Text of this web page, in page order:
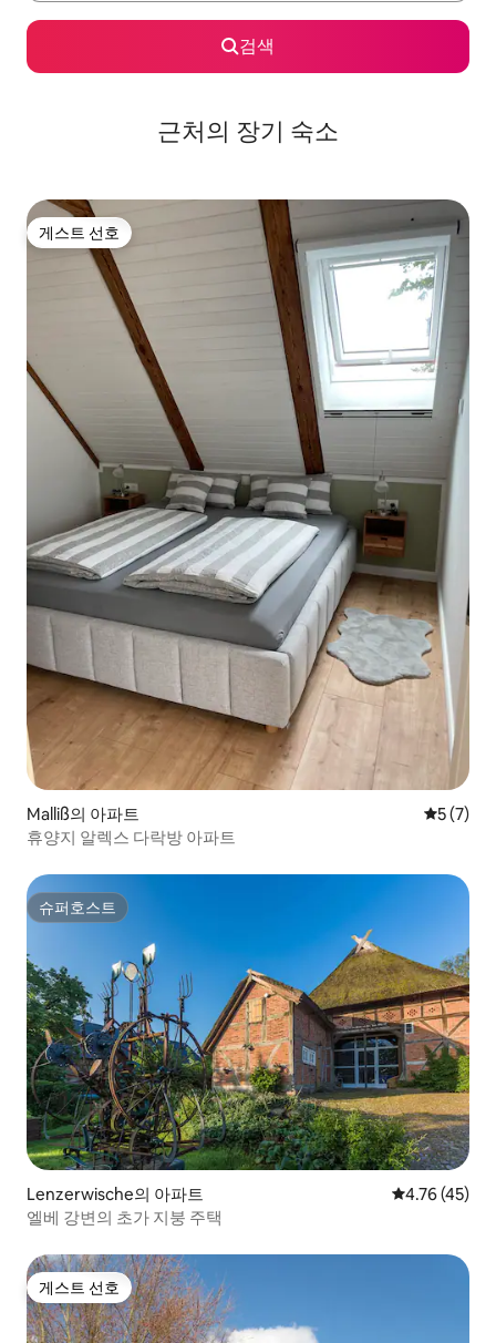
검색
근처의 장기 숙소
게스트 선호
게스트 선호
Malliß의 아파트 평점 5점
5 (7)
휴양지 알렉스 다락방 아파트
슈퍼호스트
슈퍼호스트
Lenzerwische의 아파트 평점 4.76점
4.76 (45)
엘베 강변의 초가 지붕 주택
게스트 선호
게스트 선호